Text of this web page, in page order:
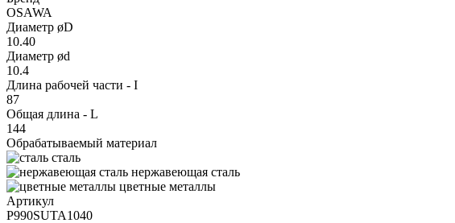
OSAWA
Диаметр øD
10.40
Диаметр ød
10.4
Длина рабочей части - I
87
Общая длина - L
144
Обрабатываемый материал
сталь
нержавеющая сталь
цветные металлы
Артикул
P990SUTA1040